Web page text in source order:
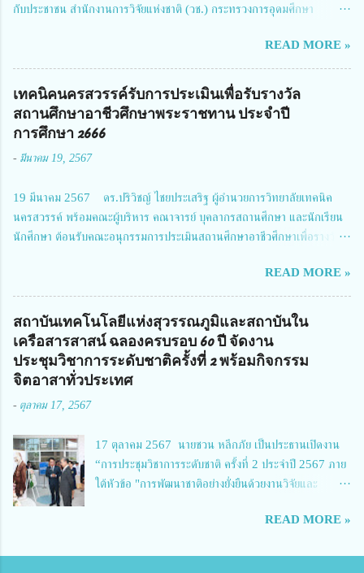
กับประชาชน สำนักงานการวิจัยแห่งชาติ (วช.) กระทรวงการอุดมศึกษา
สมาคมวิศวกรรมชีวการแพทย์ไทย จัดการประชุมเผยแพร่ผลการดำเนินงาน
โครงการการวิจัยเชิงปฏิบัติการโดยบูรณาการทุกภาคส่วน เพื่อลดอุบัติเหตุและ
การเสียชีวิตให้สอดคล้องกับเป้าหมายแผนแม่บทฉบับที่ 5 ในวันที่ 22 มีนาคม
2567 โดยมี ดร.วิภารัตน์ ดีอ่อง ผู้อำนวยการสำนักงานการวิจัยแห่งชาติ เป็น
ประธานในพิธีเปิดพร้อมให้นโยบายการผลักดันงานวิจัยเพื่อความปลอดภัยทาง
การประชุมในครั้งนี้ นางสาวสตตกมล เกียรติพานิช ผู้อำนวยการกองบริหารทุน
Richmond Stylish Convention Hotel จังหวัดนนทบุรี ดร.วิภารัตน์ ดีอ่อง
ผู้อำนวยการสำนักงานการวิจัยแห่งชาติ กล่าวว่า วช. ในฐานะหน่วยงานบริหาร
จัดการทุนวิจัยและนวัตกรรมได้เล็งเห็นถึงความสำคัญของกา...
READ MORE »
เทคนิคนครสวรรค์รับการประเมินเพื่อรับรางวัล
สถานศึกษาอาชีวศึกษาพระราชทาน ประจำปี
การศึกษา 2666
- มีนาคม 19, 2567
19 มีนาคม 2567 ดร.ปริวิชญ์ ไชยประเสริฐ ผู้อำนวยการวิทยาลัยเทคนิค
นครสวรรค์ พร้อมคณะผู้บริหาร คณาจารย์ บุคลากรสถานศึกษา และนักเรียน
นักศึกษา ต้อนรับคณะอนุกรรมการประเมินสถานศึกษาอาชีวศึกษาเพื่อรางวัล
นายจักรภพ เนวะมาตย์ ผู้อำนวยการวิทยาลัยเทคนิคตาก ประธานคณะอนุกร
รมการฯ 1.นายวณิชา คณะใน ผู้ทรงคุณวุฒิ 2.นายภัทธาวุธ โพธา ผู้อำนวย
การวิทยาลัยสารพัดช่างกำแพงเพชร 3.นางสาวหัตถาภรณ์ เสาร์เรือน ผู้อำนวย
การวิทยาลัยการอาชีพบ้านตาก 4.นางเพ็ญศรี ขุนทอง ผู้อำนวยการวิทยาลัย
การอาชีพรัตนประสิทธิ์วิทย์ 5.นายธเนศ คงวังทอง ผู้อำนวยการวิทยาลัย
เกษตรและเทคโนโลยีพิจิตร 6.นายชัยณรงค์ คชมาตย์ ผู้อำนวยการวิทยาลัย
8.นายณัฐกฤต ภูทวี รองผู้อำนวยการวิทยาลัยเทคนิคตาก นายจักรภพ กล่าว
ยาวนาน มีบุคลากร นักเรียน นักศึกษาจำนวนมาก ต้องการควา...
READ MORE »
สถาบันเทคโนโลยีแห่งสุวรรณภูมิและสถาบันใน
เครือสารสาสน์ ฉลองครบรอบ 60 ปี จัดงาน
ประชุมวิชาการระดับชาติครั้งที่ 2 พร้อมกิจกรรม
จิตอาสาทั่วประเทศ
- ตุลาคม 17, 2567
17 ตุลาคม 2567 นายชวน หลีกภัย เป็นประธานเปิดงาน
“การประชุมวิชาการระดับชาติ ครั้งที่ 2 ประจำปี 2567 ภาย
ใต้หัวข้อ "การพัฒนาชาติอย่างยั่งยืนด้วยงานวิจัยและ
Technology National Conference 2024: 'Towards
READ MORE »